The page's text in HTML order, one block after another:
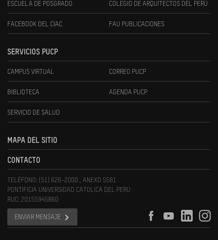
ESCUELA DE POSGRADO COLEGIO DE ARQUITECTOS DEL PERÚ
FACEBOOK DEL CIAC FAU PUBLICACIONES
SERVICIOS PUCP
CAMPUS VIRTUAL CORREO PUCP
BIBLIOTECA AGENDA PUCP
SERVICIO DE SALUD
MAPA DEL SITIO
CONTACTO
TELÉFONO: (51) 626-2000 , ANEXO 5581
PONTIFICIA UNIVERSIDAD CATOLICA DEL PERU
RUC: 20155945860
ENVIAR MENSAJE